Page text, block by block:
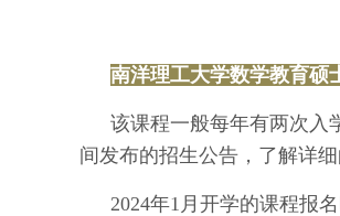
南洋理工大学数学教育硕
该课程一般每年有两次入
间发布的招生公告，了解详
2024年1月开学的课程报